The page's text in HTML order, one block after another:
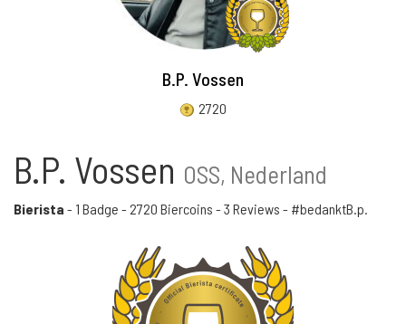
B.P. Vossen
2720
B.P. Vossen OSS, Nederland
Bierista - 1 Badge - 2720 Biercoins - 3 Reviews - #bedanktB.p.